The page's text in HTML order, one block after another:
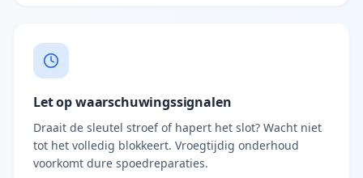
Let op waarschuwingssignalen
Draait de sleutel stroef of hapert het slot? Wacht niet
tot het volledig blokkeert. Vroegtijdig onderhoud
voorkomt dure spoedreparaties.